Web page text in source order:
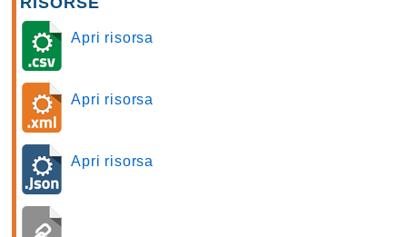
Apri risorsa
Apri risorsa
Apri risorsa